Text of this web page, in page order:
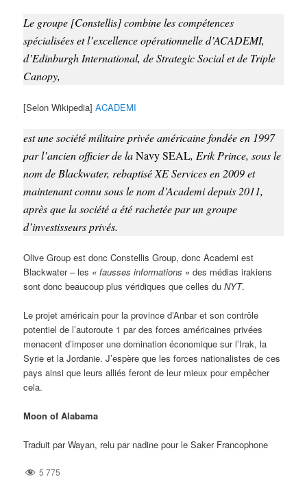
Le groupe [Constellis] combine les compétences
spécialisées et l’excellence opérationnelle d’ACADEMI,
d’Edinburgh International, de Strategic Social et de Triple
Canopy,
[Selon Wikipedia]ACADEMI
est une société militaire privée américaine fondée en 1997
par l’ancien officier de laNavy SEAL, Erik Prince, sous le
nom de Blackwater, rebaptisé XE Services en 2009 et
maintenant connu sous le nom d’Academi depuis 2011,
après que la société a été rachetée par un groupe
d’investisseurs privés.
Olive Group est donc Constellis Group, donc Academi est
Blackwater – les « fausses informations » des médias irakiens
sont donc beaucoup plus véridiques que celles duNYT.
Le projet américain pour la province d’Anbar et son contrôle
potentiel de l’autoroute 1 par des forces américaines privées
menacent d’imposer une domination économique sur l’Irak, la
Syrie et la Jordanie. J’espère que les forces nationalistes de ces
pays ainsi que leurs alliés feront de leur mieux pour empêcher
cela.
Moon of Alabama
Traduit par Wayan, relu par nadine pour le Saker Francophone
5 775